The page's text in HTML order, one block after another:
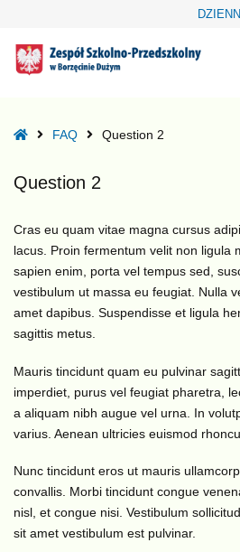
HomeFAQ Question 2
Question 2
Cras eu quam vitae magna cursus
lacus. Proin fermentum velit non ligula
sapien enim, porta vel tempus sed,
vestibulum ut massa eu feugiat. Nulla
amet dapibus. Suspendisse et ligula
sagittis metus.
Mauris tincidunt quam eu pulvinar
imperdiet, purus vel feugiat pharetra,
a aliquam nibh augue vel urna. In
varius. Aenean ultricies euismod
Nunc tincidunt eros ut mauris
convallis. Morbi tincidunt congue
nisl, et congue nisi. Vestibulum
sit amet vestibulum est pulvinar.